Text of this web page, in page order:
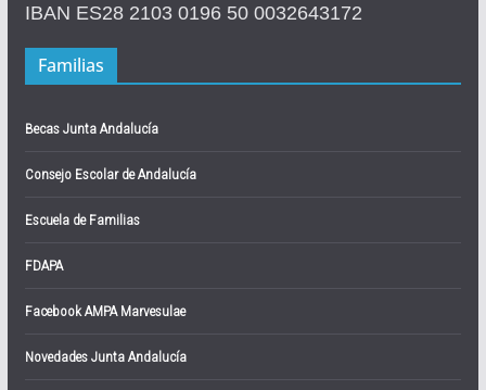
IBAN ES28 2103 0196 50 0032643172
Familias
Becas Junta Andalucía
Consejo Escolar de Andalucía
Escuela de Familias
FDAPA
Facebook AMPA Marvesulae
Novedades Junta Andalucía